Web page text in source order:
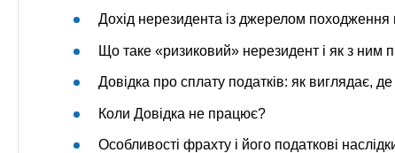
Дохід нерезидента із джерелом походження
Що таке «ризиковий» нерезидент і як з ним
Довідка про сплату податків: як виглядає, де
Коли Довідка не працює?
Особливості фрахту і його податкові